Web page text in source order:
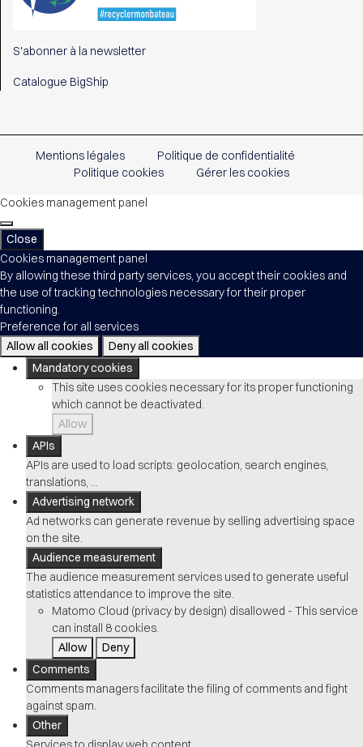
S'abonner à la newsletter
Catalogue BigShip
Mentions légales
Politique de confidentialité
Politique cookies
Gérer les cookies
Cookies management panel
Close
Cookies management panel
By allowing these third party services, you accept their cookies and
the use of tracking technologies necessary for their proper
functioning.
Preference for all services
Allow all cookies
Deny all cookies
Mandatory cookies
This site uses cookies necessary for its proper functioning
which cannot be deactivated.
Allow
APIs
APIs are used to load scripts: geolocation, search engines,
translations, ...
Advertising network
Ad networks can generate revenue by selling advertising space
on the site.
Audience measurement
The audience measurement services used to generate useful
statistics attendance to improve the site.
Matomo Cloud (privacy by design) disallowed - This service
can install 8 cookies.
Allow
Deny
Comments
Comments managers facilitate the filing of comments and fight
against spam.
Other